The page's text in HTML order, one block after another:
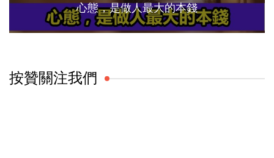
心態，是做人最大的本錢
按贊關注我們